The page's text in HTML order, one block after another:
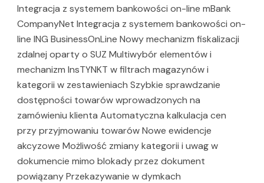
Integracja z systemem bankowości on-line mBank
CompanyNet Integracja z systemem bankowości on-
line ING BusinessOnLine Nowy mechanizm fiskalizacji
zdalnej oparty o SUZ Multiwybór elementów i
mechanizm InsTYNKT w filtrach magazynów i
kategorii w zestawieniach Szybkie sprawdzanie
dostępności towarów wprowadzonych na
zamówieniu klienta Automatyczna kalkulacja cen
przy przyjmowaniu towarów Nowe ewidencje
akcyzowe Możliwość zmiany kategorii i uwag w
dokumencie mimo blokady przez dokument
powiązany Przekazywanie w dymkach